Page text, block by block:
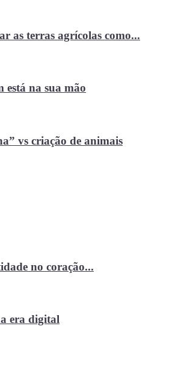
as terras agrícolas como...
na sua mão
vs criação de animais
no coração...
era digital